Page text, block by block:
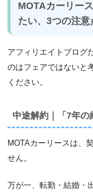
MOTAカーリー
たい、3つの注意
アフィリエイトブログ
のはフェアではないと
ください。
中途解約｜「7年
MOTAカーリースは、
せん。
万が一、転勤・結婚・